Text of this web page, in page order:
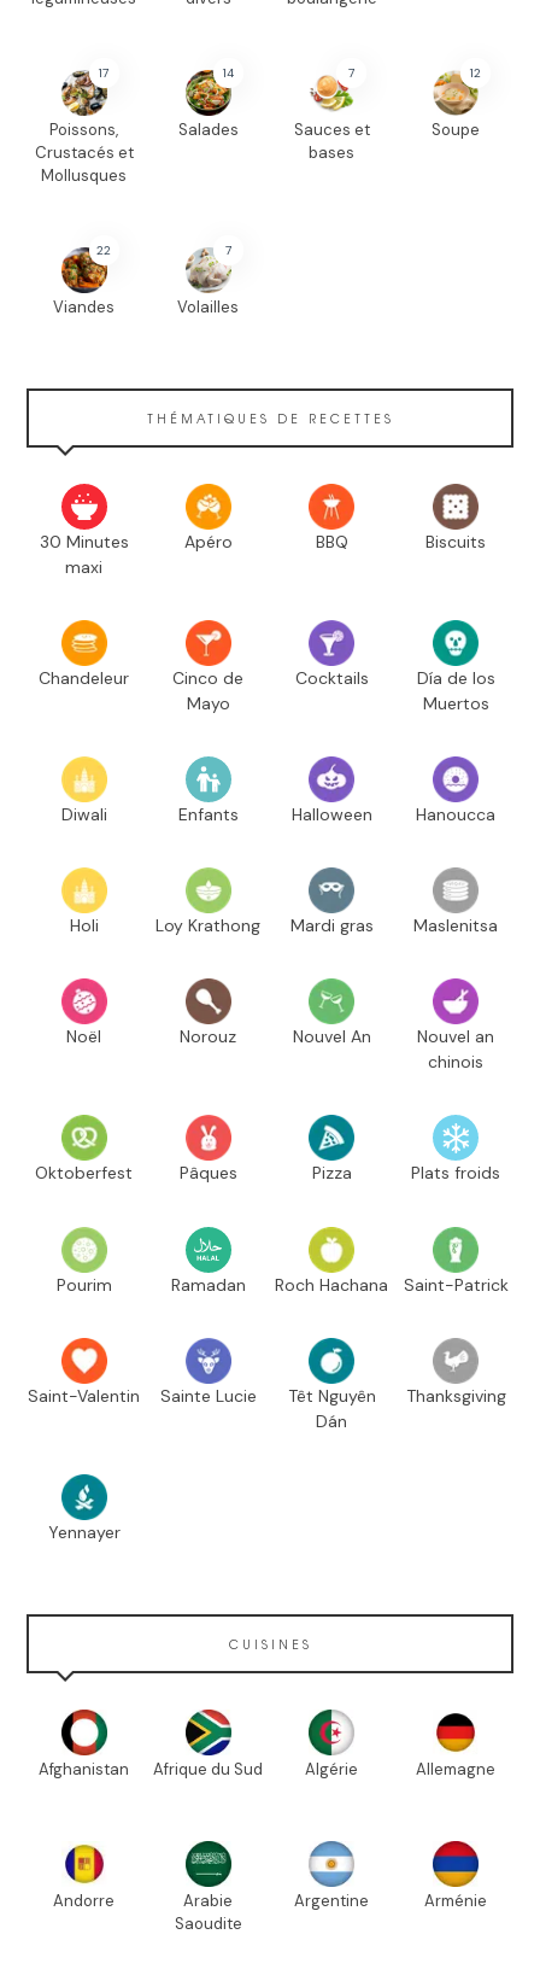
17
Poissons,
Crustacés et
Mollusques
14
Salades
7
Sauces et
bases
12
Soupe
22
Viandes
7
Volailles
THÉMATIQUES DE RECETTES
30 Minutes
maxi
Apéro BBQ Biscuits
Chandeleur
Cinco de
Mayo
Cocktails
Día de los
Muertos
Diwali Enfants Halloween Hanoucca
Holi Loy Krathong Mardi gras Maslenitsa
Noël Norouz Nouvel An
Nouvel an
chinois
Oktoberfest Pâques Pizza Plats froids
Pourim Ramadan Roch Hachana Saint-Patrick
Saint-Valentin Sainte Lucie
Têt Nguyên
Dán
Thanksgiving
Yennayer
CUISINES
Afghanistan Afrique du Sud Algérie Allemagne
Andorre
Arabie
Saoudite
Argentine Arménie